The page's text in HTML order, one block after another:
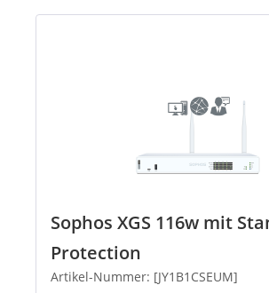
Sophos XGS 116w mit
Protection
Artikel-Nummer: [JY1B1CSEUM]